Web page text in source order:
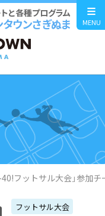
と各種プログラム
ウンさぎぬま MENU
フットサル大会」参加チ
フットサル大会